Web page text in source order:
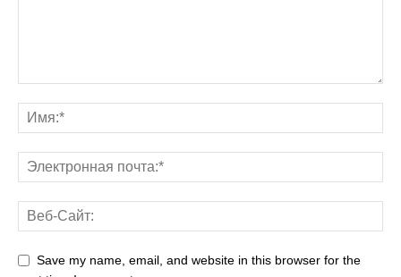
Save my name, email, and website in this browser for the